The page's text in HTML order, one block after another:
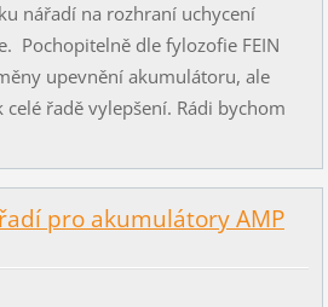
nářadí na rozhraní uchycení
Pochopitelně dle fylozofie FEIN
upevnění akumulátoru, ale
řadě vylepšení. Rádi bychom
pro akumulátory AMP